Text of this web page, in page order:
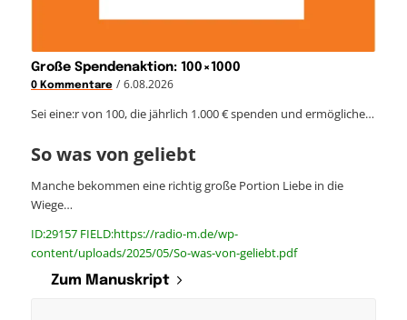
Große Spendenaktion: 100×1000
0 Kommentare / 6.08.2026
Sei eine:r von 100, die jährlich 1.000 € spenden und ermögliche…
So was von geliebt
Manche bekommen eine richtig große Portion Liebe in die
Wiege…
ID:29157 FIELD:https://radio-m.de/wp-
content/uploads/2025/05/So-was-von-geliebt.pdf
Zum Manuskript